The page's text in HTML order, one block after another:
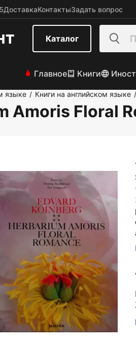
ДоставкаКонтактыЗадать вопрос
Каталог
Главное Книги
языке / Книги на английском языке /
Amoris Floral